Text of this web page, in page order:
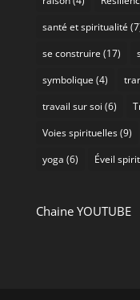
santé et spiritualité
se construire (17)
symbolique (4)
travail sur soi (6)
Voies spirituelles(9)
yoga (6) Éveil
Chaine YOUTUBE